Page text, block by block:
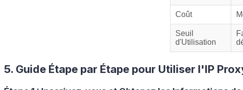
Coût
Seuil
d'Utilisation
5. Guide Étape par Étape pour Utiliser l'IP